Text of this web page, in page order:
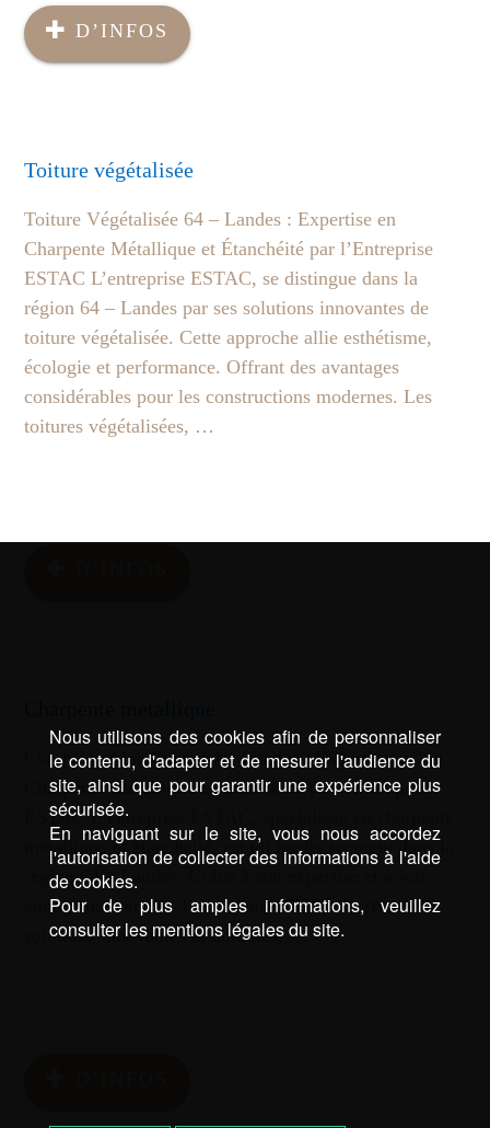
D’INFOS
Toiture végétalisée
Toiture Végétalisée 64 – Landes : Expertise en
Charpente Métallique et Étanchéité par l’Entreprise
ESTAC L’entreprise ESTAC, se distingue dans la
région 64 – Landes par ses solutions innovantes de
toiture végétalisée. Cette approche allie esthétisme,
écologie et performance. Offrant des avantages
considérables pour les constructions modernes. Les
toitures végétalisées, …
Charpente Métallique 64 – Landes : Expertise en
Charpente Métallique et Étanchéité par l’Entreprise
ESTAC L’entreprise ESTAC, spécialisée en charpente
métallique et étanchéité, est un leader reconnu dans la
région 64 – Landes. Grâce à son expertise et à son
engagement envers l’excellence, ESTAC offre des
solutions innovantes et durables, …
Nous utilisons des cookies afin de personnaliser
le contenu, d'adapter et de mesurer l'audience du
site, ainsi que pour garantir une expérience plus
sécurisée.
En naviguant sur le site, vous nous accordez
l'autorisation de collecter des informations à l'aide
de cookies.
Pour de plus amples informations, veuillez
consulter les mentions légales du site.